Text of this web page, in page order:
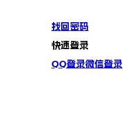
找回密码
快速登录
QQ登录微信登录